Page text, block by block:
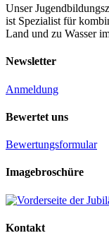
Unser
ist Spezialist für
Land und zu Wasser
Newsletter
Anmeldung
Bewertet uns
Bewertungsformular
Imagebroschüre
Kontakt